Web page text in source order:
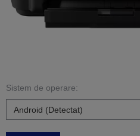
Sistem de operare: